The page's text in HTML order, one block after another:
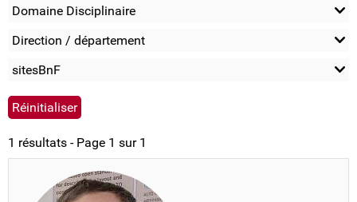
Domaine Disciplinaire
Direction / département
sitesBnF
1 résultats - Page 1 sur 1